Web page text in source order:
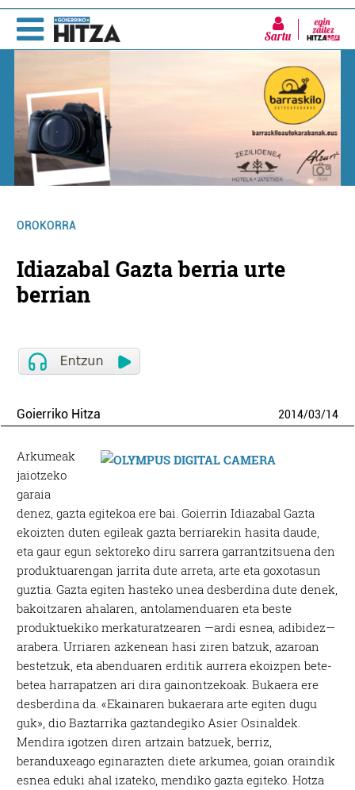
Sartu
OROKORRA
Idiazabal Gazta berria urte
berrian
Goierriko Hitza 2014/03/14
Arkumeak
jaiotzeko
garaia
denez, gazta egitekoa ere bai. Goierrin Idiazabal Gazta
ekoizten duten egileak gazta berriarekin hasita daude,
eta gaur egun sektoreko diru sarrera garrantzitsuena den
produktuarengan jarrita dute arreta, arte eta goxotasun
guztia. Gazta egiten hasteko unea desberdina dute denek,
bakoitzaren ahalaren, antolamenduaren eta beste
produktuekiko merkaturatzearen —ardi esnea, adibidez—
arabera. Urriaren azkenean hasi ziren batzuk, azaroan
bestetzuk, eta abenduaren erditik aurrera ekoizpen bete-
betea harrapatzen ari dira gainontzekoak. Bukaera ere
desberdina da. «Ekainaren bukaerara arte egiten dugu
guk», dio Baztarrika gaztandegiko Asier Osinaldek.
Mendira igotzen diren artzain batzuek, berriz,
beranduxeago eginarazten diete arkumea, goian oraindik
esnea eduki ahal izateko, mendiko gazta egiteko. Hotza